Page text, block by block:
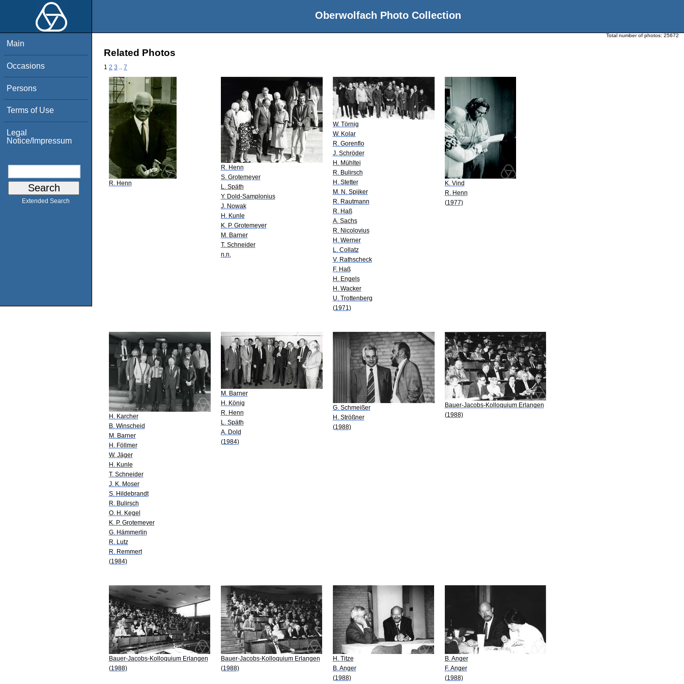
Oberwolfach Photo Collection
Main
Occasions
Persons
Terms of Use
Legal
Notice/Impressum
Extended Search
Total number of photos: 25672
Related Photos
1 2 3 7
R. Henn
R. Henn
S. Grotemeyer
L. Späth
Y. Dold-Samplonius
J. Nowak
H. Kunle
K. P. Grotemeyer
M. Barner
T. Schneider
n.n.
W. Törnig
W. Kolar
R. Gorenflo
J. Schröder
H. Mühltei
R. Bulirsch
H. Stetter
M. N. Spijker
R. Rautmann
R. Haß
A. Sachs
R. Nicolovius
H. Werner
L. Collatz
V. Rathscheck
F. Haß
H. Engels
H. Wacker
U. Trottenberg
(1971)
K. Vind
R. Henn
(1977)
H. Karcher
B. Winscheid
M. Barner
H. Föllmer
W. Jäger
H. Kunle
T. Schneider
J. K. Moser
S. Hildebrandt
R. Bulirsch
O. H. Kegel
K. P. Grotemeyer
G. Hämmerlin
R. Lutz
R. Remmert
(1984)
M. Barner
H. König
R. Henn
L. Späth
A. Dold
(1984)
G. Schmeißer
H. Strößner
(1988)
Bauer-Jacobs-Kolloquium Erlangen
(1988)
Bauer-Jacobs-Kolloquium Erlangen
(1988)
Bauer-Jacobs-Kolloquium Erlangen
(1988)
H. Titze
B. Anger
(1988)
B. Anger
F. Anger
(1988)